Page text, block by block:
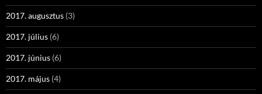
2017. augusztus (3)
2017. július (6)
2017. június (6)
2017. május (4)